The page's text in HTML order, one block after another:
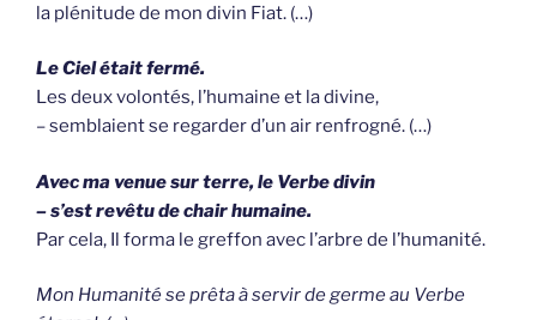
la plénitude de mon divin Fiat. (…)
Le Ciel était fermé.
Les deux volontés, l’humaine et la divine,
– semblaient se regarder d’un air renfrogné. (…)
Avec ma venue sur terre, le Verbe divin
– s’est revêtu de chair humaine.
Par cela, Il forma le greffon avec l’arbre de l’humanité.
Mon Humanité se prêta à servir de germe au Verbe